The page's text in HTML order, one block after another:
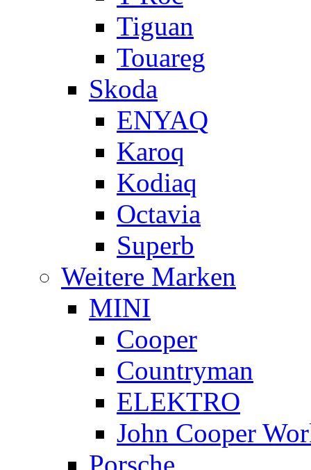
Tiguan
Touareg
Skoda
ENYAQ
Karoq
Kodiaq
Octavia
Superb
Weitere Marken
MINI
Cooper
Countryman
ELEKTRO
John Cooper